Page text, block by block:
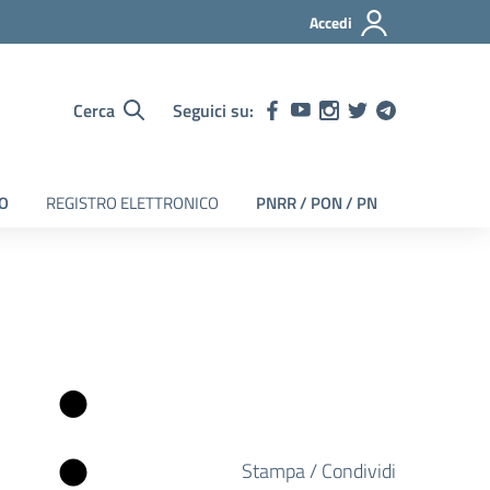
Accedi
Cerca Seguici su:
REGISTRO ELETTRONICO PNRR / PON / PN
Stampa / Condividi